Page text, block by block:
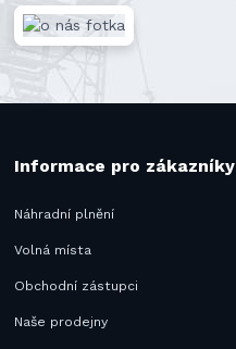
Informace pro zákazníky
Náhradní plnění
Volná místa
Obchodní zástupci
Naše prodejny